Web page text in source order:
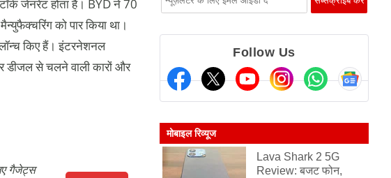
जेनरेट होता है। BYD ने 70
को पार किया था।
किए हैं। इंटरनेशनल
डीजल से चलने वाली कारों और
गैजेट्स
Follow Us
मोबाइल रिव्यूज
Lava Shark 2 5G
Review: बजट फोन,